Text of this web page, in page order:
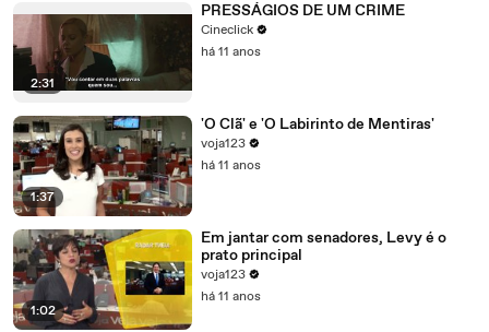
2:31
PRESSÁGIOS DE UM CRIME
Cineclick
há 11 anos
1:37
'O Clã' e 'O Labirinto de Mentiras'
voja123
há 11 anos
1:02
Em jantar com senadores, Levy é o
prato principal
voja123
há 11 anos